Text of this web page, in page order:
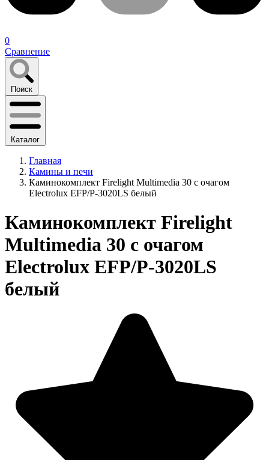
0
Сравнение
Поиск
Каталог
Главная
Камины и печи
Каминокомплект Firelight Multimedia 30 с очагом
Electrolux EFP/P-3020LS белый
Каминокомплект Firelight
Multimedia 30 с очагом
Electrolux EFP/P-3020LS
белый